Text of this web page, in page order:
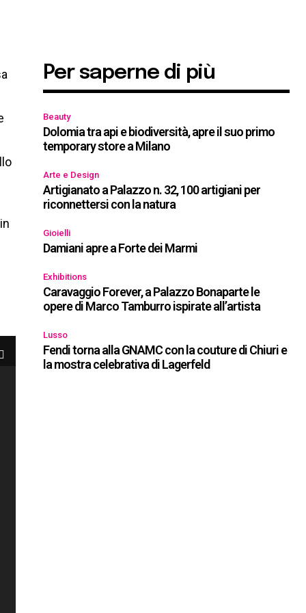
Per saperne di più
Beauty
Dolomia tra api e biodiversità, apre il suo primo
temporary store a Milano
Arte e Design
Artigianato a Palazzo n. 32, 100 artigiani per
riconnettersi con la natura
Gioielli
Damiani apre a Forte dei Marmi
Exhibitions
Caravaggio Forever, a Palazzo Bonaparte le
opere di Marco Tamburro ispirate all’artista
Lusso
Fendi torna alla GNAMC con la couture di Chiuri e
la mostra celebrativa di Lagerfeld